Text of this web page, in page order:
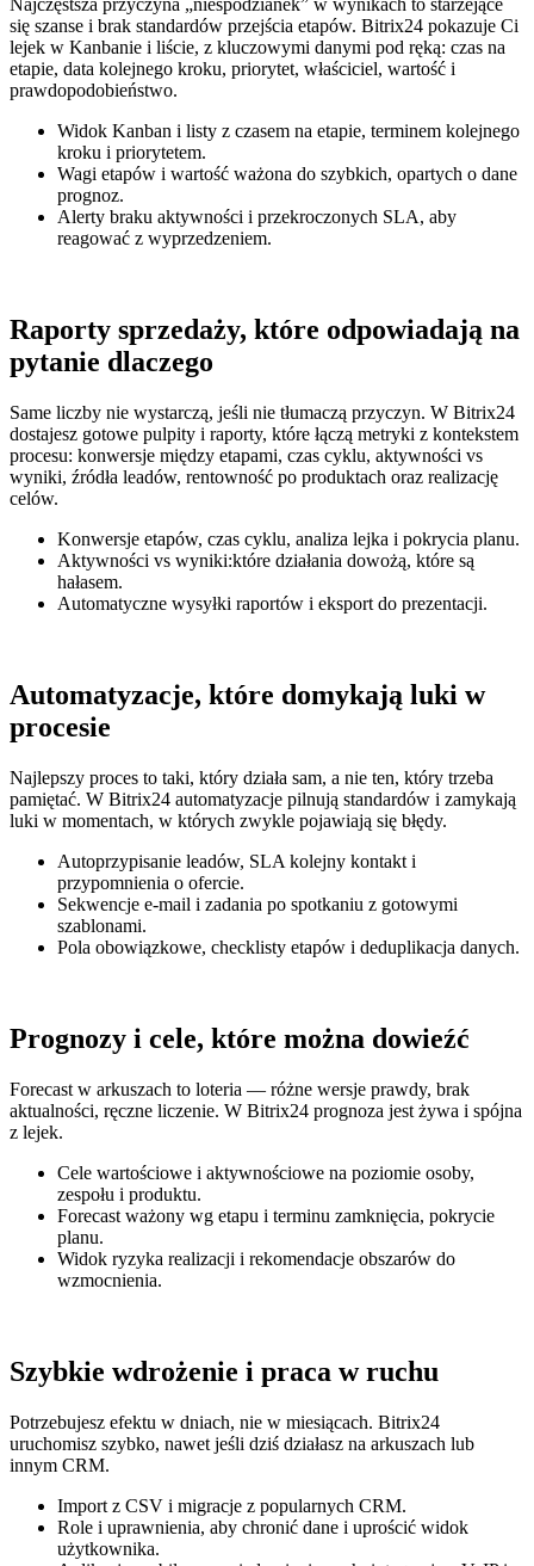
Najczęstsza przyczyna „niespodzianek” w wynikach to starzejące
się szanse i brak standardów przejścia etapów. Bitrix24 pokazuje Ci
lejek w Kanbanie i liście, z kluczowymi danymi pod ręką: czas na
etapie, data kolejnego kroku, priorytet, właściciel, wartość i
prawdopodobieństwo.
Widok Kanban i listy z czasem na etapie, terminem kolejnego
kroku i priorytetem.
Wagi etapów i wartość ważona do szybkich, opartych o dane
prognoz.
Alerty braku aktywności i przekroczonych SLA, aby
reagować z wyprzedzeniem.
Raporty sprzedaży, które odpowiadają na
pytanie dlaczego
Same liczby nie wystarczą, jeśli nie tłumaczą przyczyn. W Bitrix24
dostajesz gotowe pulpity i raporty, które łączą metryki z kontekstem
procesu: konwersje między etapami, czas cyklu, aktywności vs
wyniki, źródła leadów, rentowność po produktach oraz realizację
celów.
Konwersje etapów, czas cyklu, analiza lejka i pokrycia planu.
Aktywności vs wyniki:które działania dowożą, które są
hałasem.
Automatyczne wysyłki raportów i eksport do prezentacji.
Automatyzacje, które domykają luki w
procesie
Najlepszy proces to taki, który działa sam, a nie ten, który trzeba
pamiętać. W Bitrix24 automatyzacje pilnują standardów i zamykają
luki w momentach, w których zwykle pojawiają się błędy.
Autoprzypisanie leadów, SLA kolejny kontakt i
przypomnienia o ofercie.
Sekwencje e‑mail i zadania po spotkaniu z gotowymi
szablonami.
Pola obowiązkowe, checklisty etapów i deduplikacja danych.
Prognozy i cele, które można dowieźć
Forecast w arkuszach to loteria — różne wersje prawdy, brak
aktualności, ręczne liczenie. W Bitrix24 prognoza jest żywa i spójna
z lejek.
Cele wartościowe i aktywnościowe na poziomie osoby,
zespołu i produktu.
Forecast ważony wg etapu i terminu zamknięcia, pokrycie
planu.
Widok ryzyka realizacji i rekomendacje obszarów do
wzmocnienia.
Szybkie wdrożenie i praca w ruchu
Potrzebujesz efektu w dniach, nie w miesiącach. Bitrix24
uruchomisz szybko, nawet jeśli dziś działasz na arkuszach lub
innym CRM.
Import z CSV i migracje z popularnych CRM.
Role i uprawnienia, aby chronić dane i uprościć widok
użytkownika.